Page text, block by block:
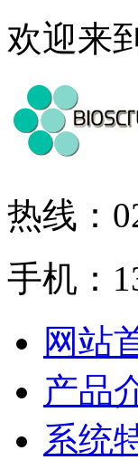
欢迎来
热线：
手机：
网站
产品
系统